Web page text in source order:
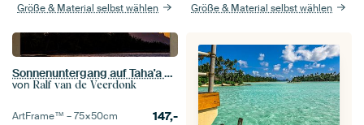
Größe & Material selbst wählen Größe & Material selbst wählen
Sonnenuntergang auf Taha'a mit Bora Bora im Hintergrund
von Ralf van de Veerdonk
ArtFrame™ –75×50cm 147,-